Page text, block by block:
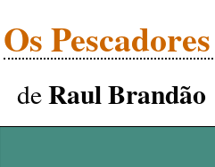
Os Pescadores
deRaul Brandão